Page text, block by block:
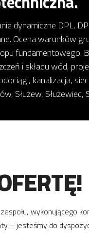
dynamiczne DPL,
Ocena warunków
fundamentowego.
i składu wód,
kanalizacja,
Służew,
wykonującego
– jesteśmy do